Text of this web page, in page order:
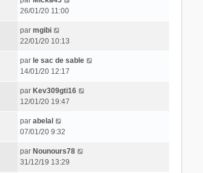
26/01/20 11:00
par mgibi
22/01/20 10:13
par le sac de sable
14/01/20 12:17
par Kev309gti16
12/01/20 19:47
par abelal
07/01/20 9:32
par Nounours78
31/12/19 13:29